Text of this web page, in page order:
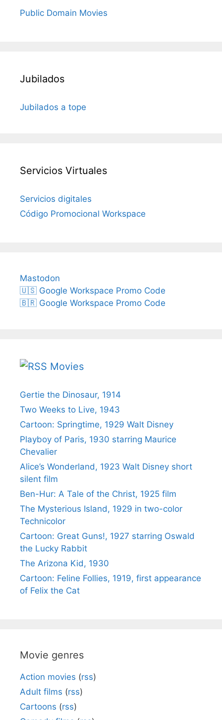
Public Domain Movies
Jubilados
Jubilados a tope
Servicios Virtuales
Servicios digitales
Código Promocional Workspace
Mastodon
🇺🇸 Google Workspace Promo Code
🇧🇷 Google Workspace Promo Code
Movies
Gertie the Dinosaur, 1914
Two Weeks to Live, 1943
Cartoon: Springtime, 1929 Walt Disney
Playboy of Paris, 1930 starring Maurice
Chevalier
Alice’s Wonderland, 1923 Walt Disney short
silent film
Ben-Hur: A Tale of the Christ, 1925 film
The Mysterious Island, 1929 in two-color
Technicolor
Cartoon: Great Guns!, 1927 starring Oswald
the Lucky Rabbit
The Arizona Kid, 1930
Cartoon: Feline Follies, 1919, first appearance
of Felix the Cat
Movie genres
Action movies (rss)
Adult films (rss)
Cartoons (rss)